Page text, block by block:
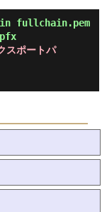
fullchain.pem
スポートパ